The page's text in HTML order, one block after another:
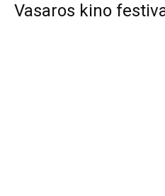
Vasaros kino